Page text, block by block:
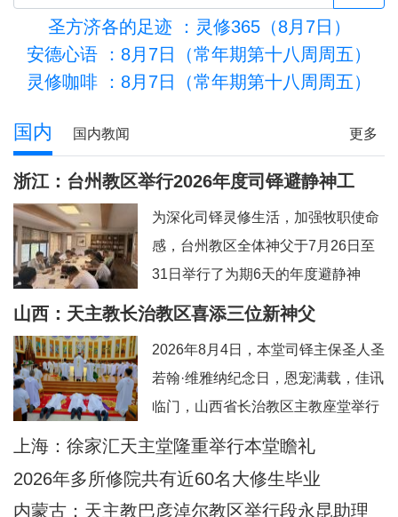
圣方济各的足迹 ：灵修365（8月7日）
安德心语 ：8月7日（常年期第十八周周五）
灵修咖啡 ：8月7日（常年期第十八周周五）
更多
国内 国内教闻
浙江：台州教区举行2026年度司铎避静神工
为深化司铎灵修生活，加强牧职使命
感，台州教区全体神父于7月26日至
31日举行了为期6天的年度避静神
工。本次避静特别邀请到上海佘山修
深刻地认识真实的耶稣基督”。在当今
忙碌而多元的牧灵环境中，此次避静
为神父们提供了一个宝贵的静默与省
思时机，帮助大家暂时脱离日常事
务，回归内在深
山西：天主教长治教区喜添三位新神父
2026年8月4日，本堂司铎主保圣人圣
若翰·维雅纳纪念日，恩宠满载，佳讯
临门，山西省长治教区主教座堂举行
司铎祝圣典礼，为张浩然（伯多
禄）三位执事授予司铎圣秩。祝圣典
上海：徐家汇天主堂隆重举行本堂瞻礼
2026年多所修院共有近60名大修生毕业
内蒙古：天主教巴彦淖尔教区举行段永昆助理